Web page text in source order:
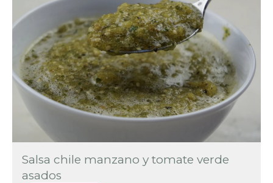
Salsa chile manzano y tomate verde
asados